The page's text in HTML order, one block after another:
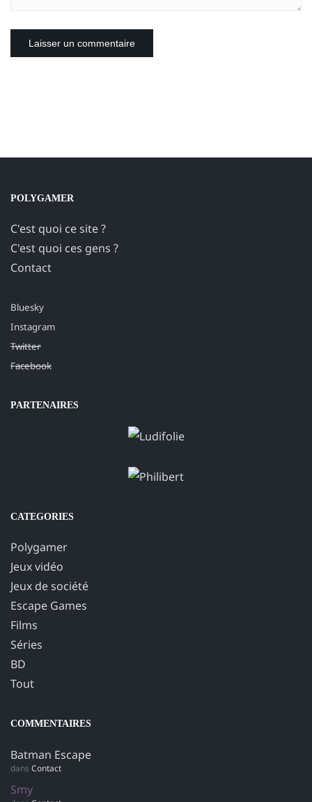
POLYGAMER
C'est quoi ce site ?
C'est quoi ces gens ?
Contact
Bluesky
Instagram
Twitter
Facebook
PARTENAIRES
CATEGORIES
Polygamer
Jeux vidéo
Jeux de société
Escape Games
Films
Séries
BD
Tout
COMMENTAIRES
Batman Escape
dans Contact
Smy